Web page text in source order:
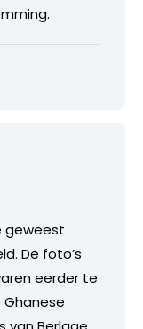
geweest
De foto’s
eerder te
Ghanese